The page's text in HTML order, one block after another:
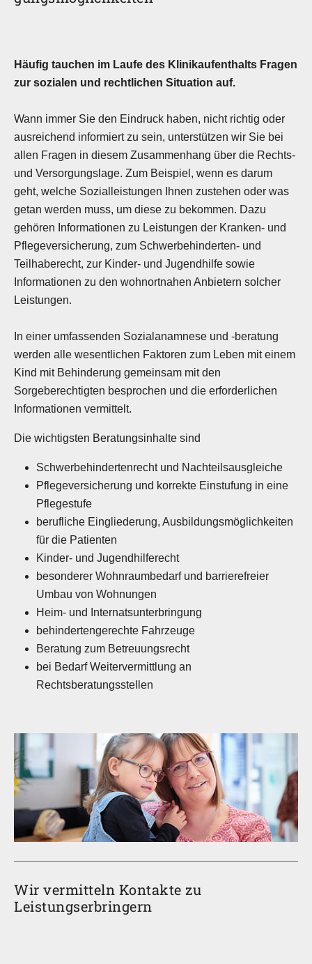
Häufig tauchen im Laufe des Klinikaufenthalts Fragen
zur sozialen und rechtlichen Situation auf.
Wann immer Sie den Eindruck haben, nicht richtig oder
ausreichend informiert zu sein, unterstützen wir Sie bei
allen Fragen in diesem Zusammenhang über die Rechts-
und Versorgungslage. Zum Beispiel, wenn es darum
geht, welche Sozialleistungen Ihnen zustehen oder was
getan werden muss, um diese zu bekommen. Dazu
gehören Informationen zu Leistungen der Kranken- und
Pflegeversicherung, zum Schwerbehinderten- und
Teilhaberecht, zur Kinder- und Jugendhilfe sowie
Informationen zu den wohnortnahen Anbietern solcher
Leistungen.
In einer umfassenden Sozialanamnese und -beratung
werden alle wesentlichen Faktoren zum Leben mit einem
Kind mit Behinderung gemeinsam mit den
Sorgeberechtigten besprochen und die erforderlichen
Informationen vermittelt.
Die wichtigsten Beratungsinhalte sind
Schwerbehindertenrecht und Nachteilsausgleiche
Pflegeversicherung und korrekte Einstufung in eine
Pflegestufe
berufliche Eingliederung, Ausbildungsmöglichkeiten
für die Patienten
Kinder- und Jugendhilferecht
besonderer Wohnraumbedarf und barrierefreier
Umbau von Wohnungen
Heim- und Internatsunterbringung
behindertengerechte Fahrzeuge
Beratung zum Betreuungsrecht
bei Bedarf Weitervermittlung an
Rechtsberatungsstellen
Wir vermitteln Kontakte zu
Leistungserbringern